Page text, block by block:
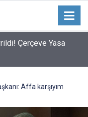
Çerçeve Yasa
Affa karşıyım